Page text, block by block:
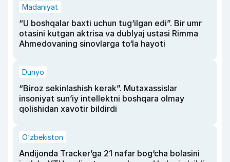
Madaniyat
“U boshqalar baxti uchun tug‘ilgan edi”. Bir umr
otasini kutgan aktrisa va dublyaj ustasi Rimma
Ahmedovaning sinovlarga to‘la hayoti
Dunyo
“Biroz sekinlashish kerak”. Mutaxassislar
insoniyat sun’iy intellektni boshqara olmay
qolishidan xavotir bildirdi
O‘zbekiston
Andijonda Tracker’ga 21 nafar bog‘cha bolasini